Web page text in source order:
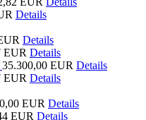
Details
Details
EUR Details
35.300,00 EUR Details
EUR Details
EUR Details
EUR Details